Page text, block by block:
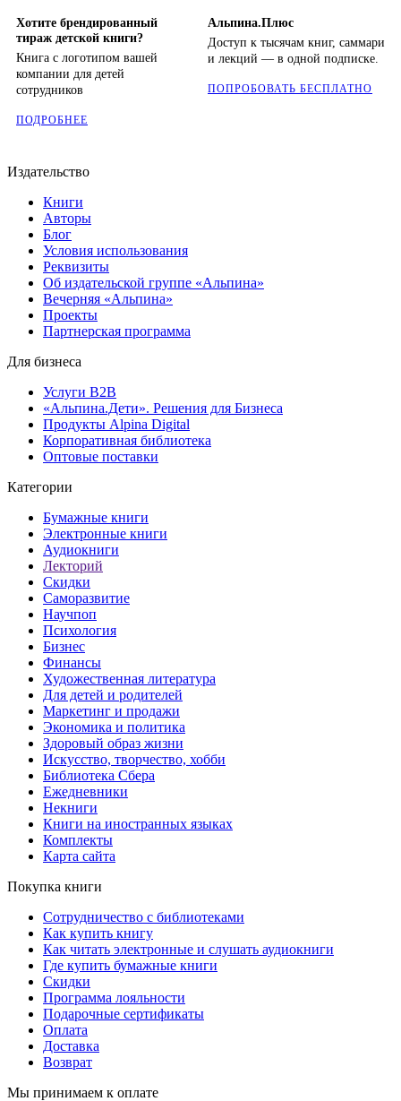
Хотите брендированный
тираж детской книги?
Книга с логотипом вашей
компании для детей
сотрудников
ПОДРОБНЕЕ
Альпина.Плюс
Доступ к тысячам книг, саммари
и лекций — в одной подписке.
ПОПРОБОВАТЬ БЕСПЛАТНО
Издательство
Книги
Авторы
Блог
Условия использования
Реквизиты
Об издательской группе «Альпина»
Вечерняя «Альпина»
Проекты
Партнерская программа
Для бизнеса
Услуги B2B
«Альпина.Дети». Решения для Бизнеса
Продукты Alpina Digital
Корпоративная библиотека
Оптовые поставки
Категории
Бумажные книги
Электронные книги
Аудиокниги
Лекторий
Скидки
Саморазвитие
Научпоп
Психология
Бизнес
Финансы
Художественная литература
Для детей и родителей
Маркетинг и продажи
Экономика и политика
Здоровый образ жизни
Искусство, творчество, хобби
Библиотека Сбера
Ежедневники
Некниги
Книги на иностранных языках
Комплекты
Карта сайта
Покупка книги
Сотрудничество с библиотеками
Как купить книгу
Как читать электронные и слушать аудиокниги
Где купить бумажные книги
Скидки
Программа лояльности
Подарочные сертификаты
Оплата
Доставка
Возврат
Мы принимаем к оплате